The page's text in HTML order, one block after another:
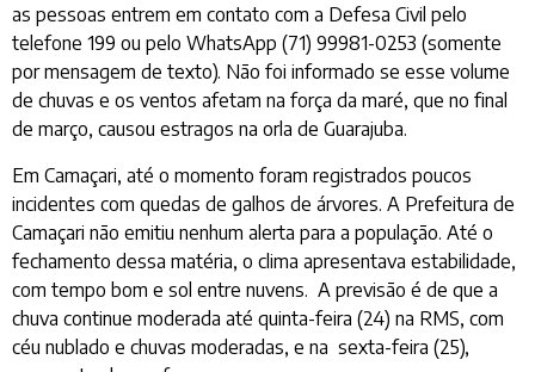
as pessoas entrem em contato com a Defesa Civil pelo
telefone 199 ou pelo WhatsApp (71) 99981-0253 (somente
por mensagem de texto). Não foi informado se esse volume
de chuvas e os ventos afetam na força da maré, que no final
de março, causou estragos na orla de Guarajuba.
Em Camaçari, até o momento foram registrados poucos
incidentes com quedas de galhos de árvores. A Prefeitura de
Camaçari não emitiu nenhum alerta para a população. Até o
fechamento dessa matéria, o clima apresentava estabilidade,
com tempo bom e sol entre nuvens. A previsão é de que a
chuva continue moderada até quinta-feira (24) na RMS, com
céu nublado e chuvas moderadas, e na sexta-feira (25),